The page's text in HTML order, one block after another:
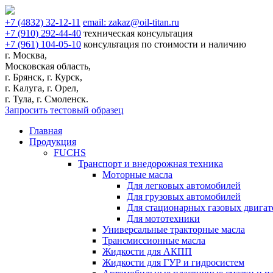
+7 (4832) 32-12-11 email: zakaz@oil-titan.ru
+7 (910) 292-44-40 техническая консультация
+7 (961) 104-05-10 консультация по стоимости и наличию
г. Москва,
Московская область,
г. Брянск, г. Курск,
г. Калуга, г. Орел,
г. Тула, г. Смоленск.
Запросить тестовый образец
Главная
Продукция
FUCHS
Транспорт и внедорожная техника
Моторные масла
Для легковых автомобилей
Для грузовых автомобилей
Для стационарных газовых
Для мототехники
Универсальные тракторные масла
Трансмиссионные масла
Жидкости для АКПП
Жидкости для ГУР и гидросистем